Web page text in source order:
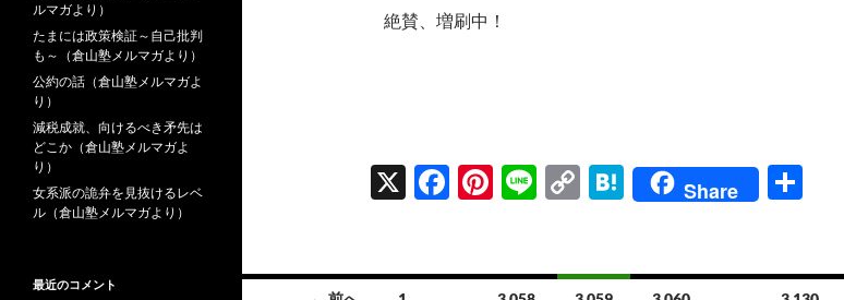
絶賛、増刷中！
X
F
b
Pi
es
Li
C
y
H
at
n
Share
ルマガより）
たまには政策検証～自己批判
も～（倉山塾メルマガより）
公約の話（倉山塾メルマガよ
り）
減税成就、向けるべき矛先は
どこか（倉山塾メルマガよ
り）
女系派の詭弁を見抜けるレベ
ル（倉山塾メルマガより）
最近のコメント